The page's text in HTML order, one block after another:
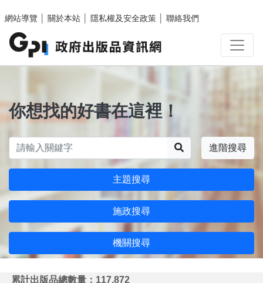
網站導覽
關於本站 隱私權及安全政策 聯絡我們
你想找的好書在這裡！
進階搜尋
主題搜尋
施政搜尋
機關搜尋
累計出版品總數量：117,872